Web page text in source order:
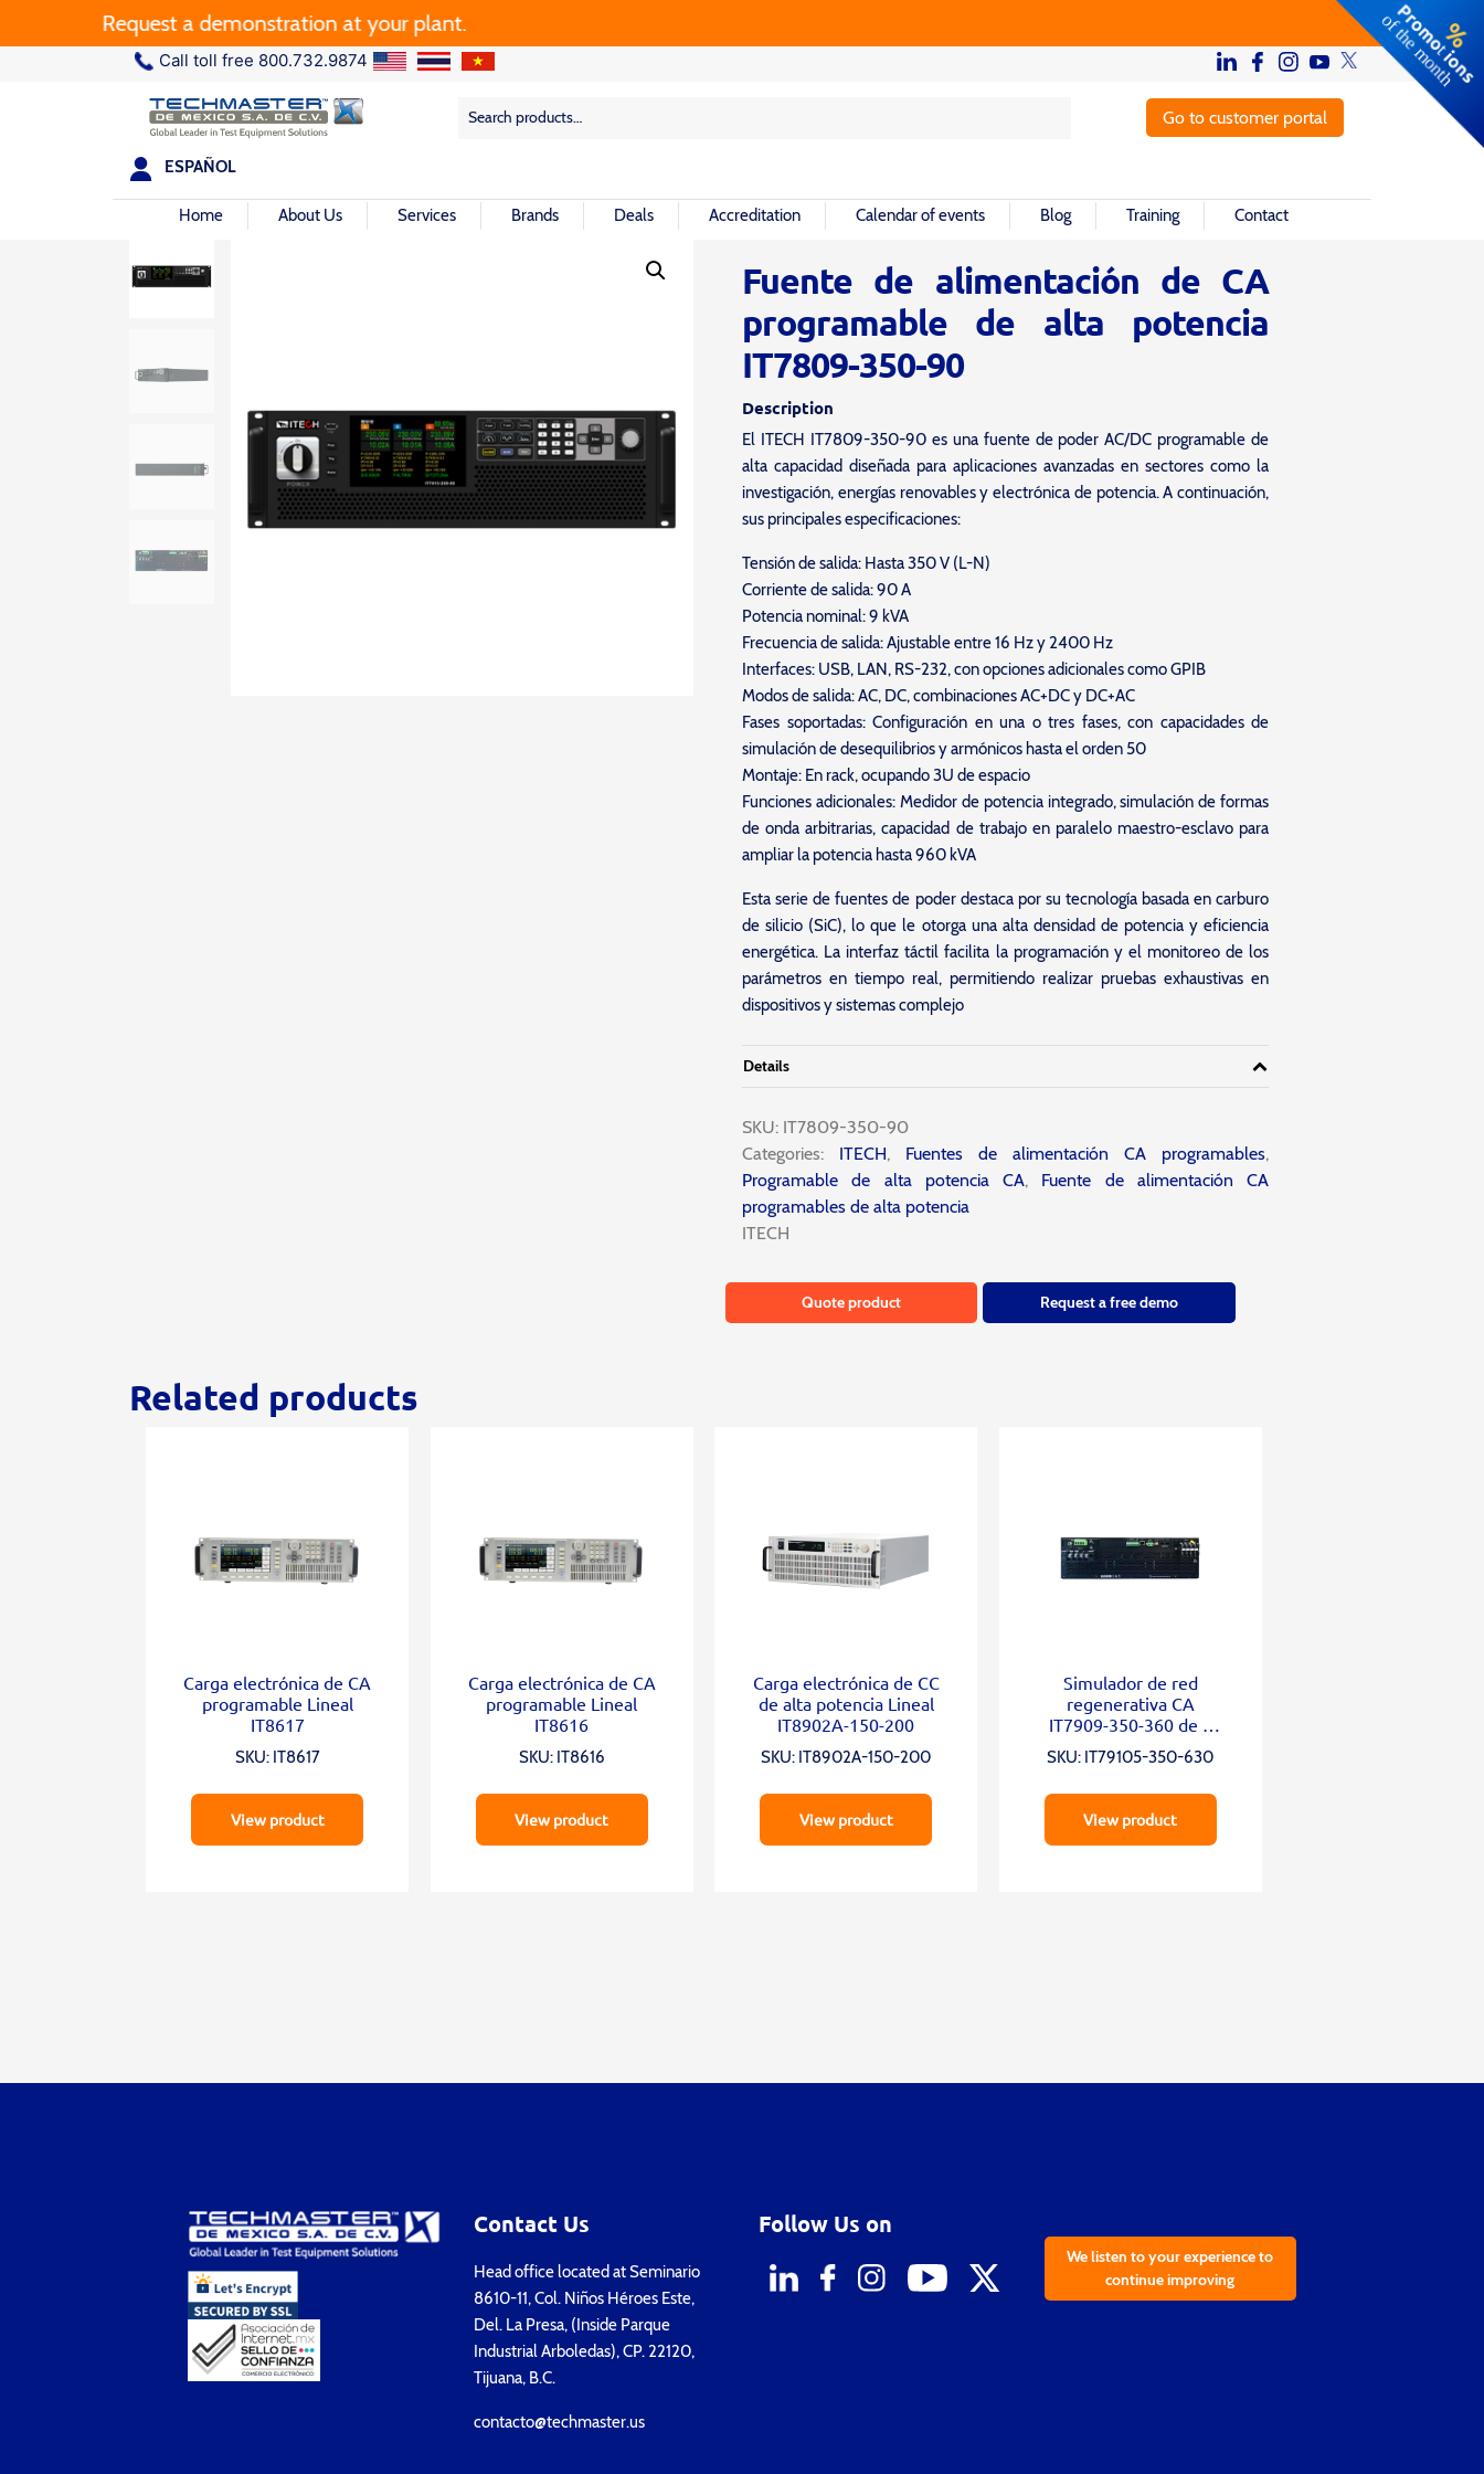
Request a demonstration at your plant.
Call toll free 800.732.9874
Search
Search Go to customer portal
ESPAÑOL
Home About Us Services Brands Deals Accreditation Calendar of events Blog Training Contact
Fuente de alimentación de CA
programable de alta potencia
IT7809-350-90
Description
El ITECH IT7809-350-90 es una fuente de poder AC/DC programable de
alta capacidad diseñada para aplicaciones avanzadas en sectores como la
investigación, energías renovables y electrónica de potencia. A continuación,
sus principales especificaciones:
Tensión de salida: Hasta 350 V (L-N)
Corriente de salida: 90 A
Potencia nominal: 9 kVA
Frecuencia de salida: Ajustable entre 16 Hz y 2400 Hz
Interfaces: USB, LAN, RS-232, con opciones adicionales como GPIB
Modos de salida: AC, DC, combinaciones AC+DC y DC+AC
Fases soportadas: Configuración en una o tres fases, con capacidades de
simulación de desequilibrios y armónicos hasta el orden 50
Montaje: En rack, ocupando 3U de espacio
Funciones adicionales: Medidor de potencia integrado, simulación de formas
de onda arbitrarias, capacidad de trabajo en paralelo maestro-esclavo para
ampliar la potencia hasta 960 kVA
Esta serie de fuentes de poder destaca por su tecnología basada en carburo
de silicio (SiC), lo que le otorga una alta densidad de potencia y eficiencia
energética. La interfaz táctil facilita la programación y el monitoreo de los
parámetros en tiempo real, permitiendo realizar pruebas exhaustivas en
dispositivos y sistemas complejo
Details
SKU: IT7809-350-90
Categories:ITECH, Fuentes de alimentación CA programables,
Programable de alta potencia CA, Fuente de alimentación CA
programables de alta potencia
ITECH
Quote product Request a free demo
Related products
Carga electrónica de CA
programable Lineal
IT8617
SKU: IT8617
View product
Carga electrónica de CA
programable Lineal
IT8616
SKU: IT8616
View product
Carga electrónica de CC
de alta potencia Lineal
IT8902A-150-200
SKU: IT8902A-150-200
View product
Simulador de red
regenerativa CA
IT7909-350-360 de 4
SKU: IT79105-350-630
View product
Contact Us
Head office located at Seminario
8610-11, Col. Niños Héroes Este,
Del. La Presa, (Inside Parque
Industrial Arboledas), CP. 22120,
Tijuana, B.C.
contacto@techmaster.us
Follow Us on
We listen to your experience to
continue improving